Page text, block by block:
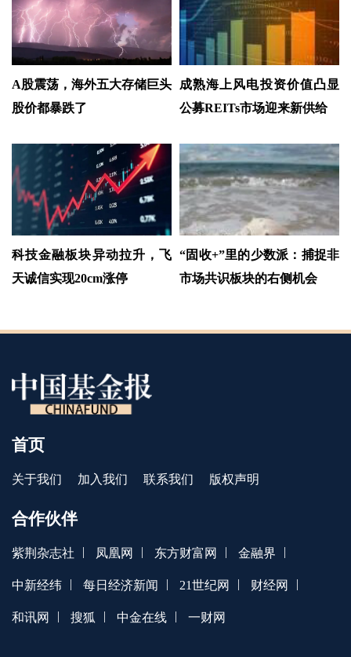
A股震荡，海外五大存储巨头
股价都暴跌了
成熟海上风电投资价值凸显
公募REITs市场迎来新供给
科技金融板块异动拉升，飞
天诚信实现20cm涨停
“固收+”里的少数派：捕捉非
市场共识板块的右侧机会
首页
关于我们 加入我们 联系我们 版权声明
合作伙伴
紫荆杂志社 | 凤凰网 | 东方财富网 | 金融界 |
中新经纬 | 每日经济新闻 | 21世纪网 | 财经网 |
和讯网 | 搜狐 | 中金在线 | 一财网